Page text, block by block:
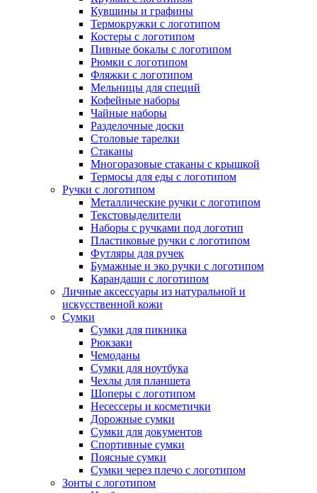
Кувшины и графины
Термокружки с логотипом
Костеры с логотипом
Пивные бокалы с логотипом
Рюмки с логотипом
Фляжки с логотипом
Мельницы для специй
Кофейные наборы
Чайные наборы
Разделочные доски
Столовые тарелки
Стаканы
Многоразовые стаканы с крышкой
Термосы для еды с логотипом
Ручки с логотипом
Металлические ручки с логотипом
Текстовыделители
Наборы с ручками под логотип
Пластиковые ручки с логотипом
Футляры для ручек
Бумажные и эко ручки с логотипом
Карандаши с логотипом
Личные аксессуары из натуральной и
искусственной кожи
Сумки
Сумки для пикника
Рюкзаки
Чемоданы
Сумки для ноутбука
Чехлы для планшета
Шоперы с логотипом
Несессеры и косметички
Дорожные сумки
Сумки для документов
Спортивные сумки
Поясные сумки
Сумки через плечо с логотипом
Зонты с логотипом